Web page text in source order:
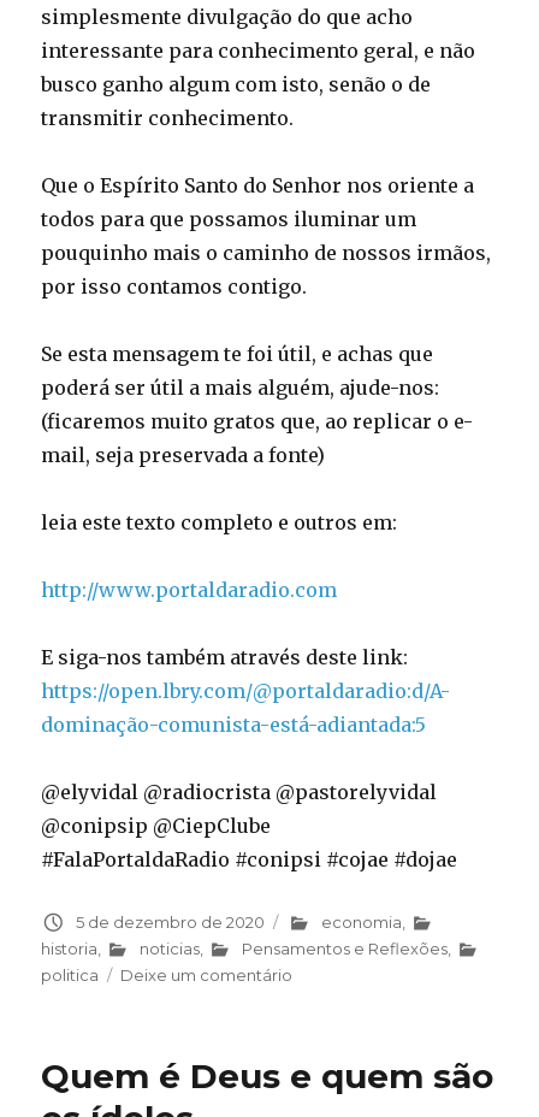
simplesmente divulgação do que acho
interessante para conhecimento geral, e não
busco ganho algum com isto, senão o de
transmitir conhecimento.
Que o Espírito Santo do Senhor nos oriente a
todos para que possamos iluminar um
pouquinho mais o caminho de nossos irmãos,
por isso contamos contigo.
Se esta mensagem te foi útil, e achas que
poderá ser útil a mais alguém, ajude-nos:
(ficaremos muito gratos que, ao replicar o e-
mail, seja preservada a fonte)
leia este texto completo e outros em:
http://www.portaldaradio.com
E siga-nos também através deste link:
https://open.lbry.com/@portaldaradio:d/A-
dominação-comunista-está-adiantada:5
@elyvidal @radiocrista @pastorelyvidal
@conipsip @CiepClube
#FalaPortaldaRadio #conipsi #cojae #dojae
Publicado
em
5 de dezembro de 2020 Categorias
economia
historia
noticias Pensamentos e Reflexões
politica
Deixe um comentário
está
Quem é Deus e quem são